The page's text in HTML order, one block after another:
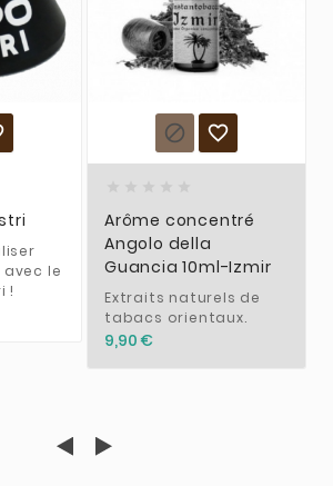
le
!
 
Arôme concentré
Angolo della
Guancia 10ml-Izmir
Extraits naturels de
tabacs orientaux.
9,90 €